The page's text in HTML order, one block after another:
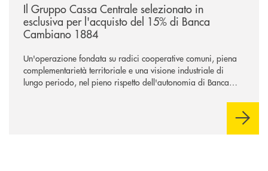
Il Gruppo Cassa Centrale selezionato in
esclusiva per l'acquisto del 15% di Banca
Cambiano 1884
Un'operazione fondata su radici cooperative comuni, piena
complementarietà territoriale e una visione industriale di
lungo periodo, nel pieno rispetto dell'autonomia di Banca
negoziazione esclusiva per la finalizzazione dell’operazione.